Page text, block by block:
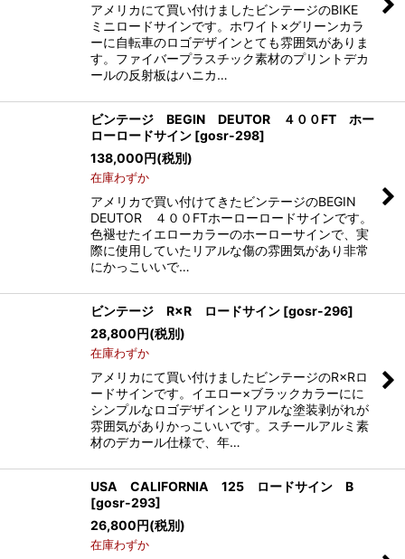
アメリカにて買い付けましたビンテージのBIKE
ミニロードサインです。ホワイト×グリーンカラ
ーに自転車のロゴデザインとても雰囲気がありま
す。ファイバープラスチック素材のプリントデカ
ールの反射板はハニカ…
ビンテージ BEGIN DEUTOR ４００FT ホー
ローロードサイン [gosr-298]
138,000円(税別)
在庫わずか
アメリカで買い付けてきたビンテージのBEGIN
DEUTOR ４００FTホーローロードサインです。
色褪せたイエローカラーのホーローサインで、実
際に使用していたリアルな傷の雰囲気があり非常
にかっこいいで…
ビンテージ R×R ロードサイン [gosr-296]
28,800円(税別)
在庫わずか
アメリカにて買い付けましたビンテージのR×Rロ
ードサインです。イエロー×ブラックカラーにに
シンプルなロゴデザインとリアルな塗装剥がれが
雰囲気がありかっこいいです。スチールアルミ素
材のデカール仕様で、年…
USA CALIFORNIA 125 ロードサイン B
[gosr-293]
26,800円(税別)
在庫わずか